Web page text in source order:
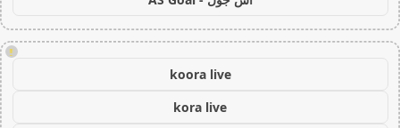
!
koora live
kora live